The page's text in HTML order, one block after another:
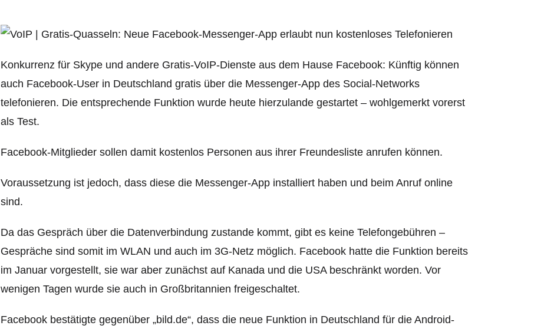
Konkurrenz für Skype und andere Gratis-VoIP-Dienste aus dem Hause Facebook: Künftig können
auch Facebook-User in Deutschland gratis über die Messenger-App des Social-Networks
telefonieren. Die entsprechende Funktion wurde heute hierzulande gestartet – wohlgemerkt vorerst
als Test.
Facebook-Mitglieder sollen damit kostenlos Personen aus ihrer Freundesliste anrufen können.
Voraussetzung ist jedoch, dass diese die Messenger-App installiert haben und beim Anruf online
sind.
Da das Gespräch über die Datenverbindung zustande kommt, gibt es keine Telefongebühren –
Gespräche sind somit im WLAN und auch im 3G-Netz möglich. Facebook hatte die Funktion bereits
im Januar vorgestellt, sie war aber zunächst auf Kanada und die USA beschränkt worden. Vor
wenigen Tagen wurde sie auch in Großbritannien freigeschaltet.
Facebook bestätigte gegenüber „bild.de“, dass die neue Funktion in Deutschland für die Android-